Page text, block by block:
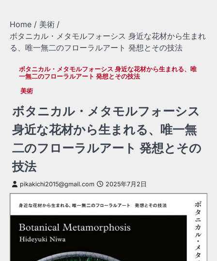
Home
美術
ボタニカル・メタモルフォーシス 身近な花材から生まれ
る、唯一無二のフローラルアート 発想とその技法
ボタニカル・メタモルフォーシス 身近な花材から生まれる、唯
一無二のフローラルアート 発想とその技法
美術
ボタニカル・メタモルフォーシス
身近な花材から生まれる、唯一無
二のフローラルアート 発想とその
技法
pikakichi2015@gmail.com 2025年7月2日